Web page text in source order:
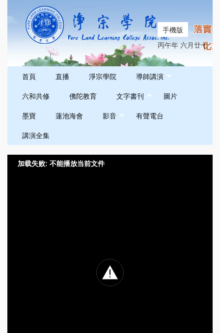
手機版
丙午年 六月廿七
首頁 直播 淨宗學院
導師講演
六和共修
佛陀教育 文字書刊
圖片
墨寶
蓮池海會 影音
有聲電台
講演全集
加载失败: 不能播放当前文件